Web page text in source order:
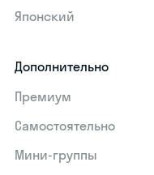
Японский
Дополнительно
Премиум
Самостоятельно
Мини-группы